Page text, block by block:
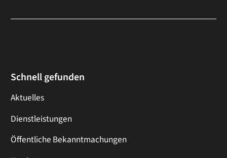
Schnell gefunden
Aktuelles
Dienstleistungen
Öffentliche Bekanntmachungen